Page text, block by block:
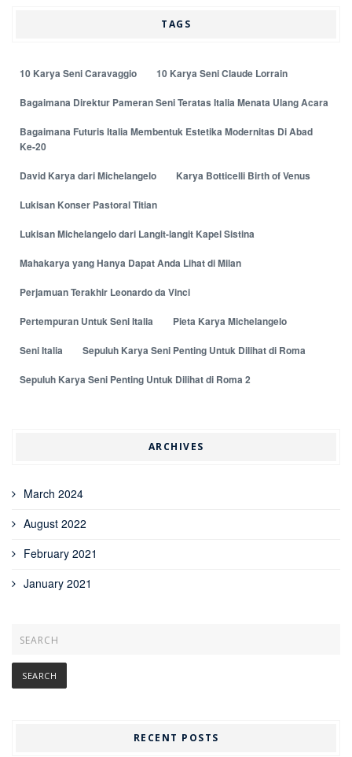
TAGS
10 Karya Seni Caravaggio 10 Karya Seni Claude Lorrain
Bagaimana Direktur Pameran Seni Teratas Italia Menata Ulang Acara
Bagaimana Futuris Italia Membentuk Estetika Modernitas Di Abad
Ke-20
David Karya dari Michelangelo Karya Botticelli Birth of Venus
Lukisan Konser Pastoral Titian
Lukisan Michelangelo dari Langit-langit Kapel Sistina
Mahakarya yang Hanya Dapat Anda Lihat di Milan
Perjamuan Terakhir Leonardo da Vinci
Pertempuran Untuk Seni Italia Pieta Karya Michelangelo
Seni Italia Sepuluh Karya Seni Penting Untuk Dilihat di Roma
Sepuluh Karya Seni Penting Untuk Dilihat di Roma 2
ARCHIVES
March 2024
August 2022
February 2021
January 2021
RECENT POSTS